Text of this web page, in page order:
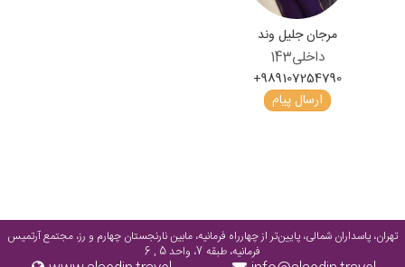
مرجان جلیل وند
داخلی143
+989107254790
ارسال پیام
تهران، پاسداران شمالی، پایین‌تر از چهارراه فرمانیه، مابین نارنجستان چهارم و رز، مجتمع آرتمیس
فرمانیه، طبقه 7، واحد 5 , 6